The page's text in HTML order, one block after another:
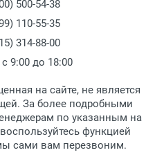
товара производится
на пункте
на расчетный счет.
(499) 110-55-35.
поступает в пункт
связывается с
о поступлении
товара при себе
паспорт.
забрать в течение 3
поступления на
500-54-38
110-55-35
314-88-00
9:00 до 18:00
на сайте, не является
За более подробными
по указанным на
функцией
сами вам перезвоним.